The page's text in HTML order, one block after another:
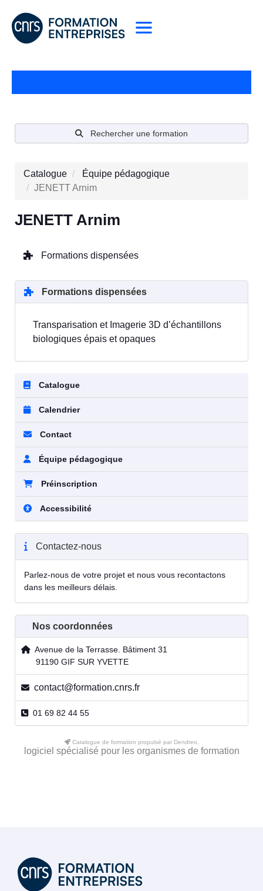
Rechercher une formation
Catalogue
Équipe pédagogique
JENETT Arnim
JENETT Arnim
Formations dispensées
Formations dispensées
Transparisation et Imagerie 3D d’échantillons
biologiques épais et opaques
Catalogue
Calendrier
Contact
Équipe pédagogique
Préinscription
Accessibilité
Contactez-nous
Parlez-nous de votre projet et nous vous recontactons
dans les meilleurs délais.
Nos coordonnées
Avenue de la Terrasse. Bâtiment 31
91190 GIF SUR YVETTE
contact@formation.cnrs.fr
01 69 82 44 55
Catalogue de formation propulsé par Dendreo,
logiciel spécialisé pour les organismes de formation